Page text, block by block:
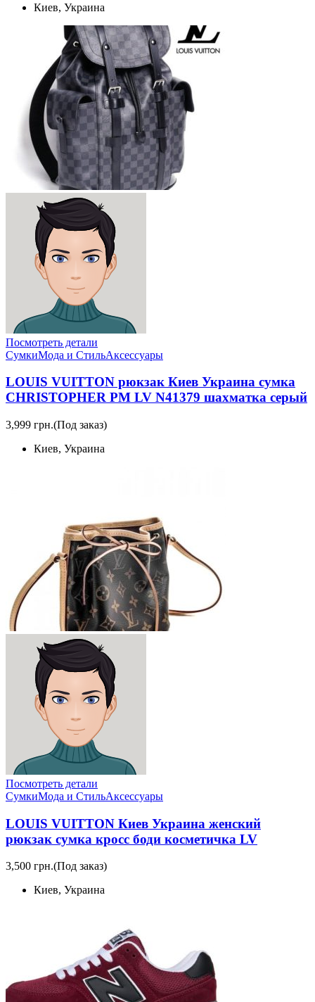
Киев, Украина
Посмотреть детали
СумкиМода и СтильАксессуары
LOUIS VUITTON рюкзак Киев Украина сумка
CHRISTOPHER PM LV N41379 шахматка серый
3,999 грн.(Под заказ)
Киев, Украина
Посмотреть детали
СумкиМода и СтильАксессуары
LOUIS VUITTON Киев Украина женский
рюкзак сумка кросс боди косметичка LV
3,500 грн.(Под заказ)
Киев, Украина